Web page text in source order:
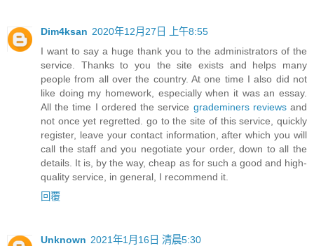
Dim4ksan 2020年12月27日 上午8:55
I want to say a huge thank you to the administrators of the
service. Thanks to you the site exists and helps many
people from all over the country. At one time I also did not
like doing my homework, especially when it was an essay.
All the time I ordered the service grademiners reviewsand
not once yet regretted. go to the site of this service, quickly
register, leave your contact information, after which you will
call the staff and you negotiate your order, down to all the
details. It is, by the way, cheap as for such a good and high-
quality service, in general, I recommend it.
回覆
Unknown 2021年1月16日 清晨5:30